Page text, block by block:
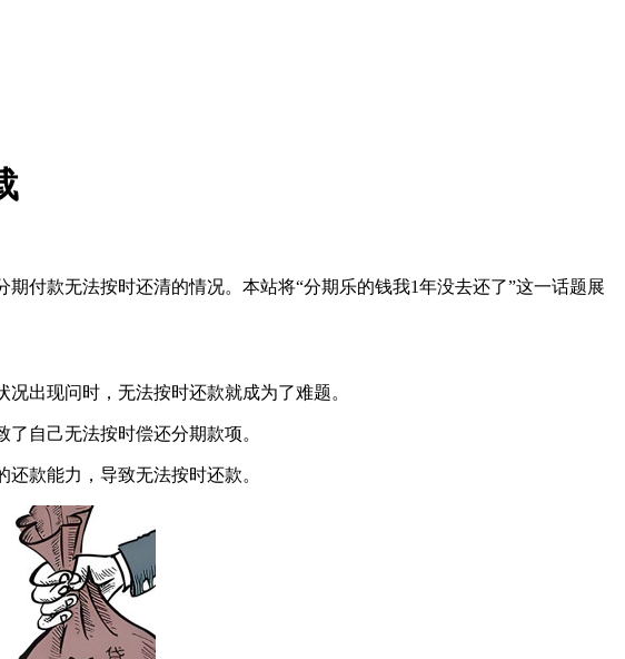
付款无法按时还清的情况。本站将“分期乐的钱我1年没去还了”这一话题展
出现问时，无法按时还款就成为了难题。
自己无法按时偿还分期款项。
款能力，导致无法按时还款。